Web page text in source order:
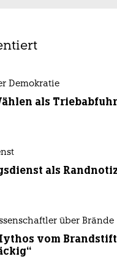
Demokratie
als Triebabfuhr
als
über Brände
vom